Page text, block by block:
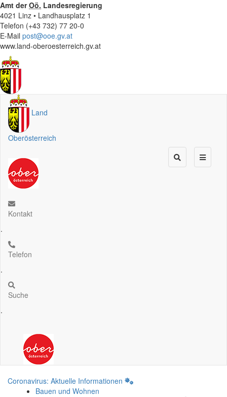
Amt derOö. Landesregierung
4021 Linz • Landhausplatz 1
Telefon (+43 732) 77 20-0
E-Mail post@ooe.gv.at
www.land-oberoesterreich.gv.at
Land
Oberösterreich
Kontakt
.
Telefon
.
Suche
.
Coronavirus: Aktuelle Informationen
Bauen und Wohnen